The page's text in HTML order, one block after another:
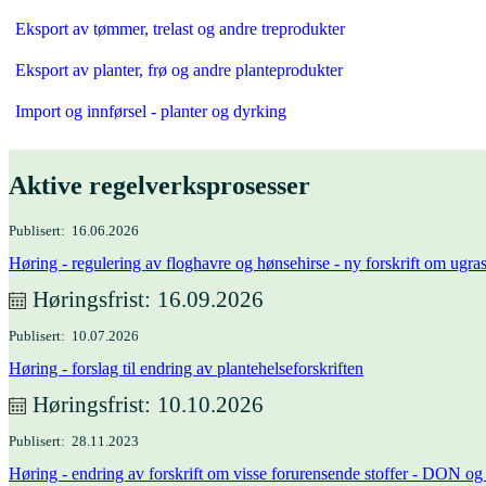
Eksport av tømmer, trelast og andre treprodukter
Eksport av planter, frø og andre planteprodukter
Import og innførsel - planter og dyrking
Aktive regelverks­prosesser
Publisert 16.06.2026
Høring - regulering av floghavre og hønsehirse - ny forskrift om ugras
Høringsfrist 16.09.2026
Publisert 10.07.2026
Høring - forslag til endring av plantehelseforskriften
Høringsfrist 10.10.2026
Publisert 28.11.2023
Høring - endring av forskrift om visse forurensende stoffer - DON